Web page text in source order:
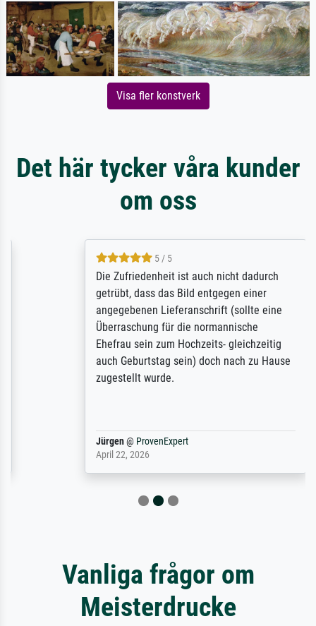
Visa fler konstverk
Det här tycker våra kunder
om oss
5 / 5
Die Zufriedenheit ist auch nicht dadurch
getrübt, dass das Bild entgegen einer
angegebenen Lieferanschrift (sollte eine
Überraschung für die normannische
Ehefrau sein zum Hochzeits- gleichzeitig
auch Geburtstag sein) doch nach zu Hause
zugestellt wurde.
@ProvenExpert
April 22, 2026
Vanliga frågor om
Meisterdrucke